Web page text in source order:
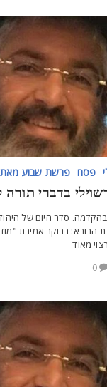
פסח פרשת שבוע מאת...
בדברי תורה
סדר היום של היהודי
בבוקר אמירת "מודה
מאוד